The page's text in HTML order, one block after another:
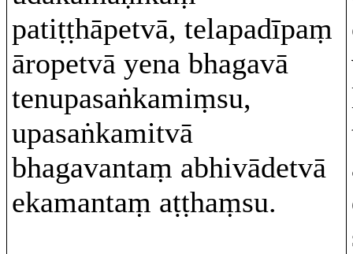
patiṭṭhāpetvā, telapadīpaṃ
āropetvā yena bhagavā
tenupasaṅkamiṃsu,
upasaṅkamitvā
bhagavantaṃ abhivādetvā
ekamantaṃ aṭṭhaṃsu.